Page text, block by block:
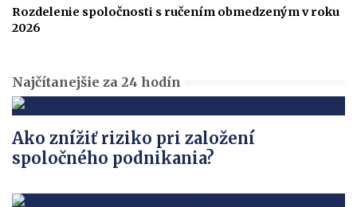
Rozdelenie spoločnosti s ručením obmedzeným v roku
2026
Najčítanejšie za 24 hodín
Ako znížiť riziko pri založení
spoločného podnikania?